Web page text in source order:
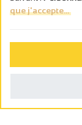
L’abus
Politique de
que j'accepte...